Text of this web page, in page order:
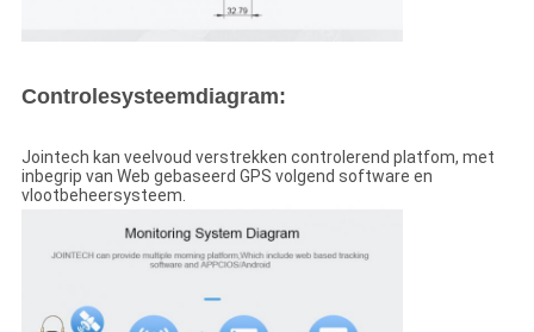
Controlesysteemdiagram:
Jointech kan veelvoud verstrekken controlerend platfom, met
inbegrip van Web gebaseerd GPS volgend software en
vlootbeheersysteem.